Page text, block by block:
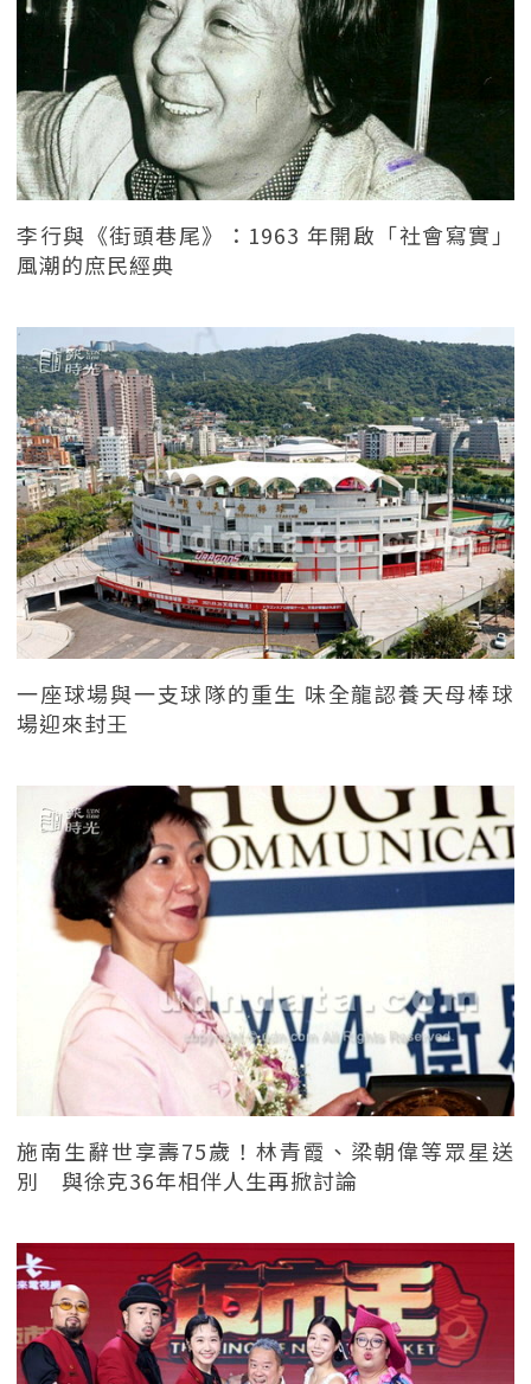
李行與《街頭巷尾》：1963 年開啟「社會寫實」
風潮的庶民經典
一座球場與一支球隊的重生 味全龍認養天母棒球
場迎來封王
施南生辭世享壽75歲！林青霞、梁朝偉等眾星送
別 與徐克36年相伴人生再掀討論